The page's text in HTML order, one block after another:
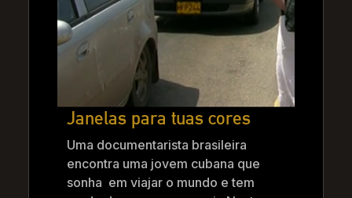
Janelas para tuas cores
Uma documentarista brasileira
encontra uma jovem cubana que
sonha em viajar o mundo e tem